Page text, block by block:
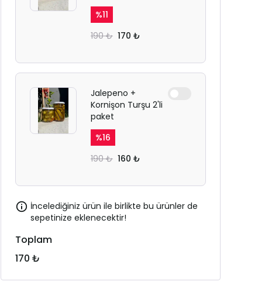
%11
190 ₺ 170 ₺
Jalepeno +
Kornişon Turşu 2'li
paket
%16
190 ₺ 160 ₺
İncelediğiniz ürün ile birlikte bu ürünler de
sepetinize eklenecektir!
Toplam
170 ₺